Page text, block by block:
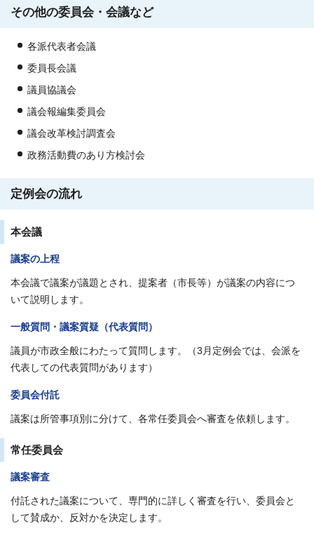
その他の委員会・会議など
各派代表者会議
委員長会議
議員協議会
議会報編集委員会
議会改革検討調査会
政務活動費のあり方検討会
定例会の流れ
本会議
議案の上程
本会議で議案が議題とされ、提案者（市長等）が議案の内容につ
いて説明します。
一般質問・議案質疑（代表質問）
議員が市政全般にわたって質問します。（3月定例会では、会派を
代表しての代表質問があります）
委員会付託
議案は所管事項別に分けて、各常任委員会へ審査を依頼します。
常任委員会
議案審査
付託された議案について、専門的に詳しく審査を行い、委員会と
して賛成か、反対かを決定します。